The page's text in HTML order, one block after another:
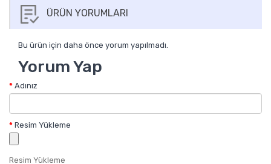
ÜRÜN YORUMLARI
Bu ürün için daha önce yorum yapılmadı.
Yorum Yap
Adınız
Resim Yükleme
Resim Yükleme